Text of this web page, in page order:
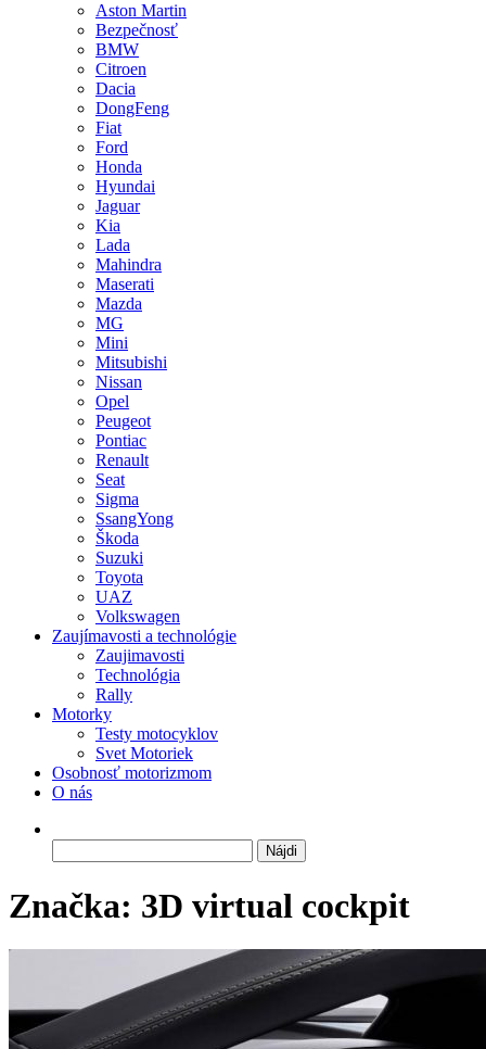
Aston Martin
Bezpečnosť
BMW
Citroen
Dacia
DongFeng
Fiat
Ford
Honda
Hyundai
Jaguar
Kia
Lada
Mahindra
Maserati
Mazda
MG
Mini
Mitsubishi
Nissan
Opel
Peugeot
Pontiac
Renault
Seat
Sigma
SsangYong
Škoda
Suzuki
Toyota
UAZ
Volkswagen
Zaujímavosti a technológie
Zaujimavosti
Technológia
Rally
Motorky
Testy motocyklov
Svet Motoriek
Osobnosť motorizmom
O nás
Značka: 3D virtual cockpit